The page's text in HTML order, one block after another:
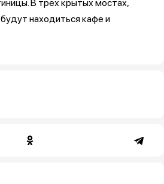
В трех крытых мостах,
находиться кафе и